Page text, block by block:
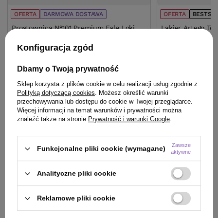
OFERTA DARMOWA DOSTAWA
Prostownica N°101 Premium Fale Loki
Najniższa cena produktu w okresie 30 dni przed
wprowadzeniem obniżki:310,25 zł +9%
Cena katalogowa:400,00 zł -15%
OFERTA
Lakier Artego
utrwalający 500
Najniższa cena
wprowadzeniem
Cena katalogowa:
ZOBACZ RÓWNIEŻ
Konfiguracja zgód
Dbamy o Twoją prywatność
Sklep korzysta z plików cookie w celu realizacji usług zgodnie z
Polityką dotyczącą cookies. Możesz określić warunki
przechowywania lub dostępu do cookie w Twojej przeglądarce.
Więcej informacji na temat warunków i prywatności można
znaleźć także na stronie Prywatność i warunki Google.
Funkcjonalne pliki cookie (wymagane)
Zawsze
aktywne
Analityczne pliki cookie
Reklamowe pliki cookie